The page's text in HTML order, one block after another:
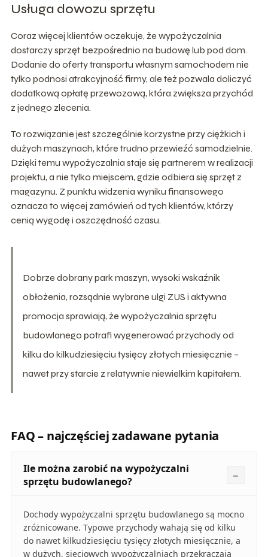
Usługa dowozu sprzętu
Coraz więcej klientów oczekuje, że wypożyczalnia
dostarczy sprzęt bezpośrednio na budowę lub pod dom.
Dodanie do oferty transportu własnym samochodem nie
tylko podnosi atrakcyjność firmy, ale też pozwala doliczyć
dodatkową opłatę przewozową, która zwiększa przychód
z jednego zlecenia.
To rozwiązanie jest szczególnie korzystne przy ciężkich i
dużych maszynach, które trudno przewieźć samodzielnie.
Dzięki temu wypożyczalnia staje się partnerem w realizacji
projektu, a nie tylko miejscem, gdzie odbiera się sprzęt z
magazynu. Z punktu widzenia wyniku finansowego
oznacza to więcej zamówień od tych klientów, którzy
cenią wygodę i oszczędność czasu.
Dobrze dobrany park maszyn, wysoki wskaźnik
obłożenia, rozsądnie wybrane ulgi ZUS i aktywna
promocja sprawiają, że wypożyczalnia sprzętu
budowlanego potrafi wygenerować przychody od
kilku do kilkudziesięciu tysięcy złotych miesięcznie –
nawet przy starcie z relatywnie niewielkim kapitałem.
FAQ – najczęściej zadawane pytania
Ile można zarobić na wypożyczalni
sprzętu budowlanego?
Dochody wypożyczalni sprzętu budowlanego są mocno
zróżnicowane. Typowe przychody wahają się od kilku
do nawet kilkudziesięciu tysięcy złotych miesięcznie, a
w dużych, sieciowych wypożyczalniach przekraczają